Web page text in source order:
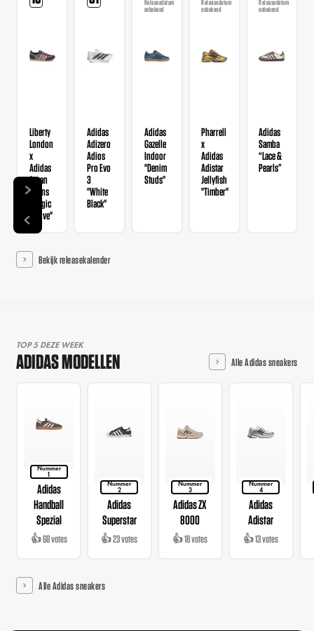
Liberty
London
x
Adidas
Japan
Wmns
"Magic
Mauve"
Adidas
Adizero
Adios
Pro Evo
3
"White
Black"
Releasedatum
onbekend
Adidas
Gazelle
Indoor
"Denim
Studs"
Releasedatum
onbekend
Pharrell
x
Adidas
Adistar
Jellyfish
"Timber"
Releasedatum
onbekend
Adidas
Samba
“Lace &
Pearls”
Bekijk releasekalender
TOP 5 DEZE WEEK
ADIDAS MODELLEN Alle Adidas sneakers
Nummer
1
Adidas
Handball
Spezial
👍 68 votes
Nummer
2
Adidas
Superstar
👍 23 votes
Nummer
3
Adidas ZX
8000
👍 18 votes
Nummer
4
Adidas
Adistar
👍 13 votes
Alle Adidas sneakers